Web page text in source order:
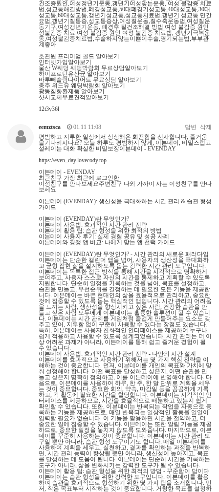
건조증원인,여성갱년기운동,갱년기여성맞는운동, 여성 불감증 치료
법,성교통해결방법,폐경성교통,50대폐경기성교통,40대성교통,30대
성교통,60대성교통,갱년기성교통,성교통치료법,갱년기 성교통 민간
요법,갱년기질통증,성교통증상,여성질운동,질수축운동법,여성질운
동기구,여성갱년기운동, 폐경후 질건조해결 방법 여성 불감증 원인
성불감증 치료 여성 불감증 원인 여성 불감증 치료법, 갱년기극복운
동,여성불감증치료법,수술하지않는이쁜이수술,명기되는법,부부관
계좋아
호관원 프리미엄 골드 알아보기
인터넷가입알아보기
울산 W웨딩 웨딩박람회 무료상담알아보기
하이프로틴유산균 알아보기
바루빼슬림다이어트 무료상담 알아보기
충주 위드유 웨딩박람회 알아보기
광동침향환제품 알아보기
샷시교체무료견적알아보기
12t3y36l
eemztsca 01.11 11:08 답변
삭제
평범하고 지루한 일상에서 상상해온 화끈함을 선사합니다, 즐거움
을기다리시나요? 오늘 하루도 평범하지 않게, 이븐데이, 비밀스럽고
설레이는 대화 확실한 비밀보장이븐데이 - EVENDAY
https://even_day.lovecody.top
이븐데이 - EVENDAY
최근친구 가장 최근에 로그인한
이성친구를 만나보세요주변친구 나와 가까이 사는 이성친구를 만나
보세요
이븐데이 (EVENDAY): 생산성을 극대화하는 시간 관리 & 습관 형성
가이드
이븐데이 (EVENDAY)란 무엇인가?
이븐데이 사용법: 효과적인 시간 관리 전략
이븐데이 활용 팁: 습관 형성을 위한 최적의 방법
이븐데이 사용자 후기: 실제 경험 공유 및 성공 사례
이븐데이와 경쟁 앱 비교: 나에게 맞는 앱 선택 가이드
이븐데이 (EVENDAY)란 무엇인가? - 시간 관리의 새로운 패러다임
이븐데이는 단순한 캘린더 앱을 넘어, 사용자의 생산성을 극대화하
고 균형 잡힌 삶을 설계하도록 돕는 강력한 시간 관리 도구입니다.
이븐데이는 독특한 접근 방식을 통해 시간을 시각적으로 명확하게
보여주고, 사용자 스스로 자신의 시간을 통제하고 계획할 수 있도록
지원합니다. 단순히 일정을 기록하는 것을 넘어, 목표를 설정하고,
습관을 만들고, 우선순위를 결정하는 데 필요한 모든 기능을 제공합
니다. 이븐데이는 바쁜 현대인의 삶을 효율적으로 관리하고, 중요한
것에 집중할 수 있도록 돕는 핵심적인 앱입니다. 시간 관리의 어려움
을 느끼는 사람, 생산성을 향상시키고 싶은 사람, 건강한 습관을 만
들고 싶은 사람 모두에게 이븐데이는 훌륭한 솔루션이 될 수 있습니
다. 이븐데이는 시간 관리를 게임처럼 즐겁게 만들어주는 요소도 갖
추고 있어, 지루함 없이 꾸준히 사용할 수 있다는 장점도 있습니다.
특히, 이븐데이는 사용자 친화적인 인터페이스를 제공하여 누구나
쉽게 적응하고 사용할 수 있도록 설계되었습니다. 시간 관리는 더 이
상 어려운 과제가 아니라, 이븐데이를 통해 쉽고 즐거운 경험이 될
수 있습니다.
이븐데이 사용법: 효과적인 시간 관리 전략 - 나만의 시간 설계
이븐데이를 효과적으로 사용하기 위해서는 몇 가지 핵심 전략을 이
해하는 것이 중요합니다. 먼저, 이븐데이를 개인의 목표와 가치에 맞
춰 설정해야 합니다. 어떤 목표를 달성하고 싶은지, 어떤 습관을 만
들고 싶은지 명확히 정의하고, 이를 이븐데이에 반영해야 합니다. 다
음으로, 이븐데이를 사용하여 하루, 한 주, 한 달 단위로 계획을 세우
는 것이 중요합니다. 중요한 회의, 약속, 마감일 등을 꼼꼼하게 기록
하고, 각 활동에 필요한 시간을 할당합니다. 이븐데이는 시각적인 인
터페이스를 제공하므로, 시간을 효율적으로 배분하고 있는지 쉽게
확인할 수 있습니다. 또한, 이븐데이는 반복되는 작업을 자동으로 등
록하는 기능을 제공하므로, 매일 반복되는 일상적인 활동을 일일이
입력할 필요가 없습니다. 이 기능을 활용하면 시간을 절약하고, 더
중요한 일에 집중할 수 있습니다. 이븐데이는 또한 알림 기능을 제공
하므로, 중요한 일정을 놓치지 않도록 도와줍니다. 마지막으로, 이븐
데이를 꾸준히 사용하는 것이 중요합니다. 이븐데이는 시간 관리 도
구일 뿐만 아니라, 습관 형성 도구이기도 합니다. 매일 이븐데이를
사용하여 계획을 세우고, 실천하고, 결과를 확인하는 과정을 반복하
면, 시간 관리 능력이 향상될 뿐만 아니라, 생산성이 높아지고, 목표
를 달성하는 데 도움이 됩니다. 이븐데이는 단순히 시간을 기록하는
도구가 아니라, 삶을 변화시키는 강력한 도구가 될 수 있습니다.
이븐데이 활용 팁: 습관 형성을 위한 최적의 방법 - 꾸준함이 답이다
이븐데이는 습관 형성을 위한 강력한 도구입니다. 이븐데이를 활용
하여 습관을 효과적으로 형성하기 위한 몇 가지 팁을 소개합니다. 먼
저, 작은 목표부터 시작하는 것이 중요합니다. 거창한 목표를 설정하